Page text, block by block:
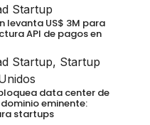
Startup
levanta US$ 3M para
API de pagos en
Startup, Startup
data center de
eminente:
startups